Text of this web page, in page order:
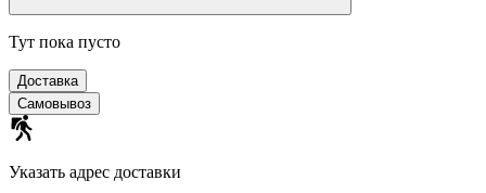
Тут пока пусто
Доставка
Самовывоз
Указать адрес доставки